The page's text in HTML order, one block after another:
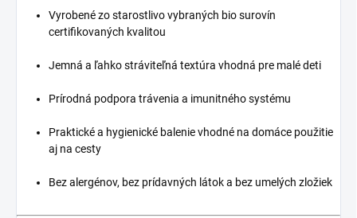
Vyrobené zo starostlivo vybraných bio surovín
certifikovaných kvalitou
Jemná a ľahko stráviteľná textúra vhodná pre malé deti
Prírodná podpora trávenia a imunitného systému
Praktické a hygienické balenie vhodné na domáce použitie
aj na cesty
Bez alergénov, bez prídavných látok a bez umelých zložiek